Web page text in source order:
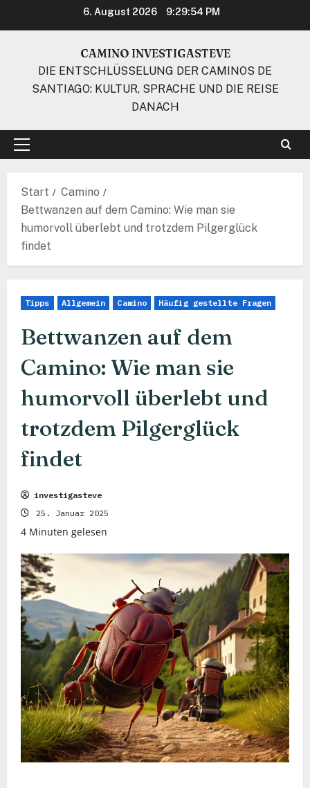
6. August 2026 9:29:55 PM
CAMINO INVESTIGASTEVE
DIE ENTSCHLÜSSELUNG DER CAMINOS DE
SANTIAGO: KULTUR, SPRACHE UND DIE REISE
DANACH
Primäres
Start
Camino
Bettwanzen auf dem Camino: Wie man sie
humorvoll überlebt und trotzdem Pilgerglück
findet
Tipps Allgemein Camino Häufig gestellte Fragen
Bettwanzen auf dem
Camino: Wie man sie
humorvoll überlebt und
trotzdem Pilgerglück
findet
investigasteve
25. Januar 2025
4 Minuten gelesen